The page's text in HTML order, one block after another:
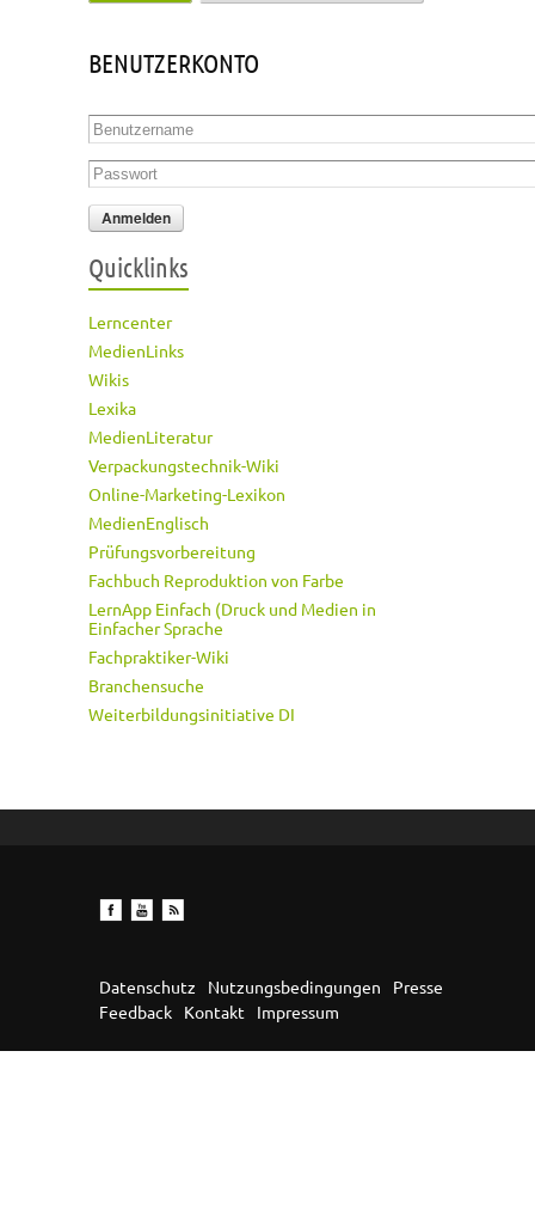
BENUTZERKONTO
Benutzername
Passwort
Quicklinks
Lerncenter
MedienLinks
Wikis
Lexika
MedienLiteratur
Verpackungstechnik-Wiki
Online-Marketing-Lexikon
MedienEnglisch
Prüfungsvorbereitung
Fachbuch Reproduktion von Farbe
LernApp Einfach (Druck und Medien in
Einfacher Sprache
Fachpraktiker-Wiki
Branchensuche
Weiterbildungsinitiative DI
Datenschutz Nutzungsbedingungen
Presse
Feedback
Kontakt Impressum